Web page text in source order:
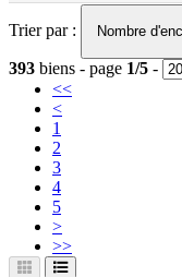
Trier par : Nombre
393 biens - page 1/5 -
<<
<
1
2
3
4
5
>
>>